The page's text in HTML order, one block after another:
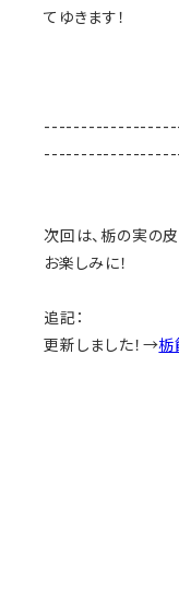
てゆきます！
次回は、栃の実の
お楽しみに！
追記：
更新しました！→栃